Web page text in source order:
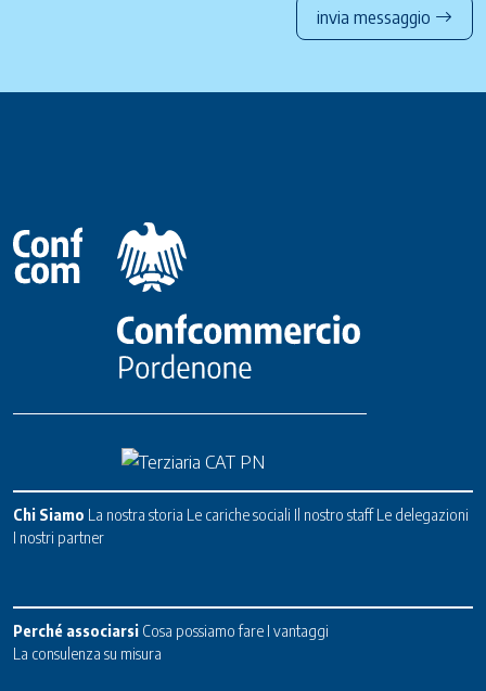
invia messaggio
Chi Siamo La nostra storia Le cariche sociali Il nostro staff Le delegazioni
I nostri partner
Perché associarsi Cosa possiamo fare I vantaggi
La consulenza su misura